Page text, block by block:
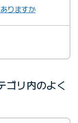
りますか
リ内のよく